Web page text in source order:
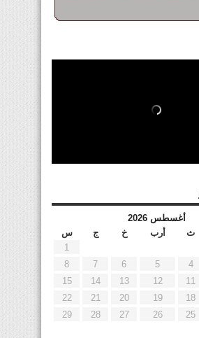
أغسطس 2026
ث أرب خ ج
س
1
4
5
6
7
8
11
12
13
14
15
18
19
20
21
22
25
26
27
28
29